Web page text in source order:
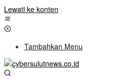
Lewati ke konten
Tambahkan Menu